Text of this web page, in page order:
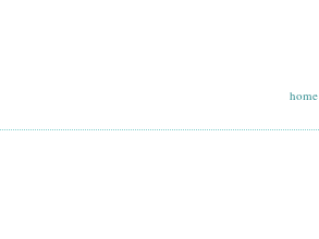
home